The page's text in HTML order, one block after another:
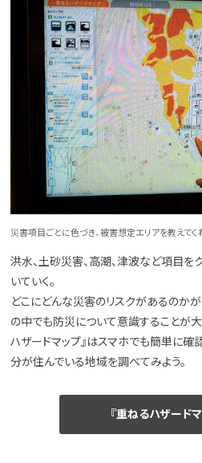
災害項目ごとに色づき、被害想定エリアを教えてく
洪水、土砂災害、高潮、津波など項目を
いていく。
どこにどんな災害のリスクがあるのか
の中でも防災について意識することが大
ハザードマップ』はスマホでも簡単に確
分が住んでいる地域を調べてみよう。
『重ねるハザードマ